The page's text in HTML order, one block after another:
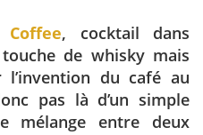
, cocktail dans
de whisky mais
du café au
pas là d’un simple
mélange entre deux